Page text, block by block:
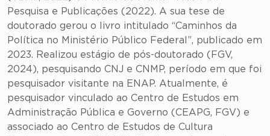
Pesquisa e Publicações (2022). A sua tese de
doutorado gerou o livro intitulado “Caminhos da
Política no Ministério Público Federal”, publicado em
2023. Realizou estágio de pós-doutorado (FGV,
2024), pesquisando CNJ e CNMP, período em que foi
pesquisador visitante na ENAP. Atualmente, é
pesquisador vinculado ao Centro de Estudos em
Administração Pública e Governo (CEAPG, FGV) e
associado ao Centro de Estudos de Cultura